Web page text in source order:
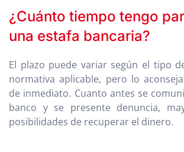
¿Cuánto tiempo tengo
una estafa bancaria?
El plazo puede variar según el tipo
normativa aplicable, pero lo
de inmediato. Cuanto antes se
banco y se presente denuncia,
posibilidades de recuperar el dinero.